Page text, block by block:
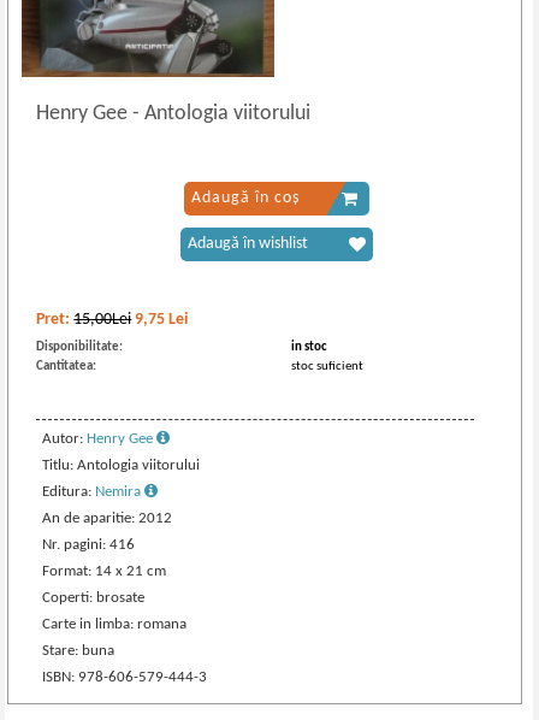
Henry Gee- Antologia viitorului
Pret:15,00Lei 9,75 Lei
Disponibilitate:
in stoc
Cantitatea:
stoc suficient
Autor: Henry Gee
Titlu: Antologia viitorului
Editura: Nemira
An de aparitie: 2012
Nr. pagini: 416
Format: 14 x 21 cm
Coperti: brosate
Carte in limba: romana
Stare: buna
ISBN: 978-606-579-444-3
Adaugă în coș
Adaugă în wishlist